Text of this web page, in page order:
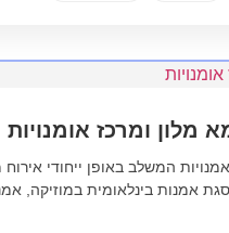
מלון ומרכז אומנויות
המשלב באופן ייחודי אירוח
אמנות בינלאומית במוזיקה,